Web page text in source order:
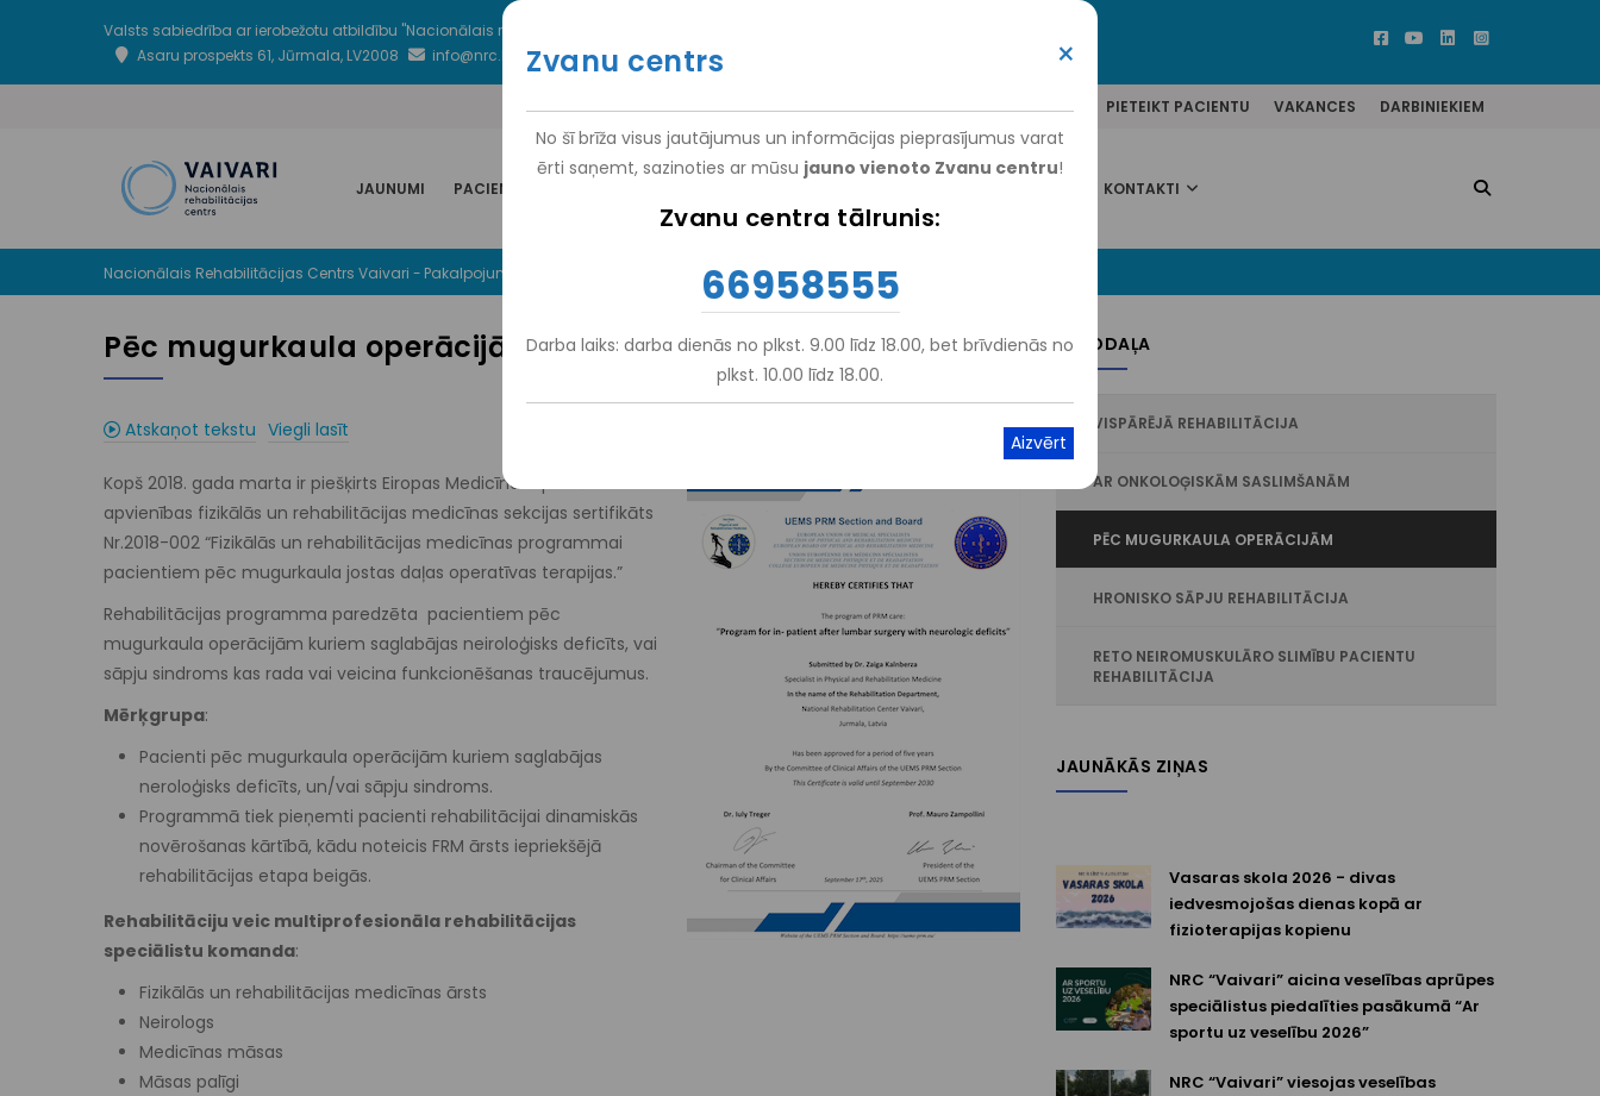
Valsts sabiedrība ar ierobežotu atbildību "Nacionālais rehabilitācijas centrs "Vaivari"", (
Asaru prospekts 61, Jūrmala, LV2008
info@nrc.lv (+371) 66 958 555
MENU
ATTEIKT VIZĪTI ATSAUKSMĒM PIETEIKT PACIENTU VAKANCES DARBINIEKIEM
NAVIGATION
JAUNUMI PACIENTIEM KONTAKTI
Atpakaļceļš
Nacionālais Rehabilitācijas Centrs Vaivari - Pakalpojumi Stacionārā Rehabilitācija- Vispārējā Rehabilitācija
Pēc mugurkaula operācijām
Atskaņot tekstu Viegli lasīt
Kopš 2018. gada marta ir piešķirts Eiropas Medicīnas speciālistu
apvienības fizikālās un rehabilitācijas medicīnas sekcijas sertifikāts
Nr.2018-002 “Fizikālās un rehabilitācijas medicīnas programmai
pacientiem pēc mugurkaula jostas daļas operatīvas terapijas.”
Rehabilitācijas programma paredzēta pacientiem pēc
mugurkaula operācijām kuriem saglabājas neiroloģisks deficīts, vai
sāpju sindroms kas rada vai veicina funkcionēšanas traucējumus.
Mērķgrupa:
Pacienti pēc mugurkaula operācijām kuriem saglabājas
neroloģisks deficīts, un/vai sāpju sindroms.
Programmā tiek pieņemti pacienti rehabilitācijai dinamiskās
novērošanas kārtībā, kādu noteicis FRM ārsts iepriekšējā
rehabilitācijas etapa beigās.
Rehabilitāciju veic multiprofesionāla rehabilitācijas
speciālistu komanda:
Fizikālās un rehabilitācijas medicīnas ārsts
Neirologs
Medicīnas māsas
Māsas palīgi
×
Zvanu centrs
No šī brīža visus jautājumus un informācijas pieprasījumus varat
ērti saņemt, sazinoties ar mūsu jauno vienoto Zvanu centru!
Zvanu centra tālrunis:
66958555
Darba laiks: darba dienās no plkst. 9.00 līdz 18.00, bet brīvdienās no
plkst. 10.00 līdz 18.00.
6. NODAĻA
VISPĀRĒJĀ REHABILITĀCIJA
AR ONKOLOĢISKĀM SASLIMŠANĀM
PĒC MUGURKAULA OPERĀCIJĀM
HRONISKO SĀPJU REHABILITĀCIJA
RETO NEIROMUSKULĀRO SLIMĪBU PACIENTU
REHABILITĀCIJA
JAUNĀKĀS ZIŅAS
Vasaras skola 2026 - divas
iedvesmojošas dienas kopā ar
fizioterapijas kopienu
NRC “Vaivari” aicina veselības aprūpes
speciālistus piedalīties pasākumā “Ar
sportu uz veselību 2026”
NRC “Vaivari” viesojas veselības